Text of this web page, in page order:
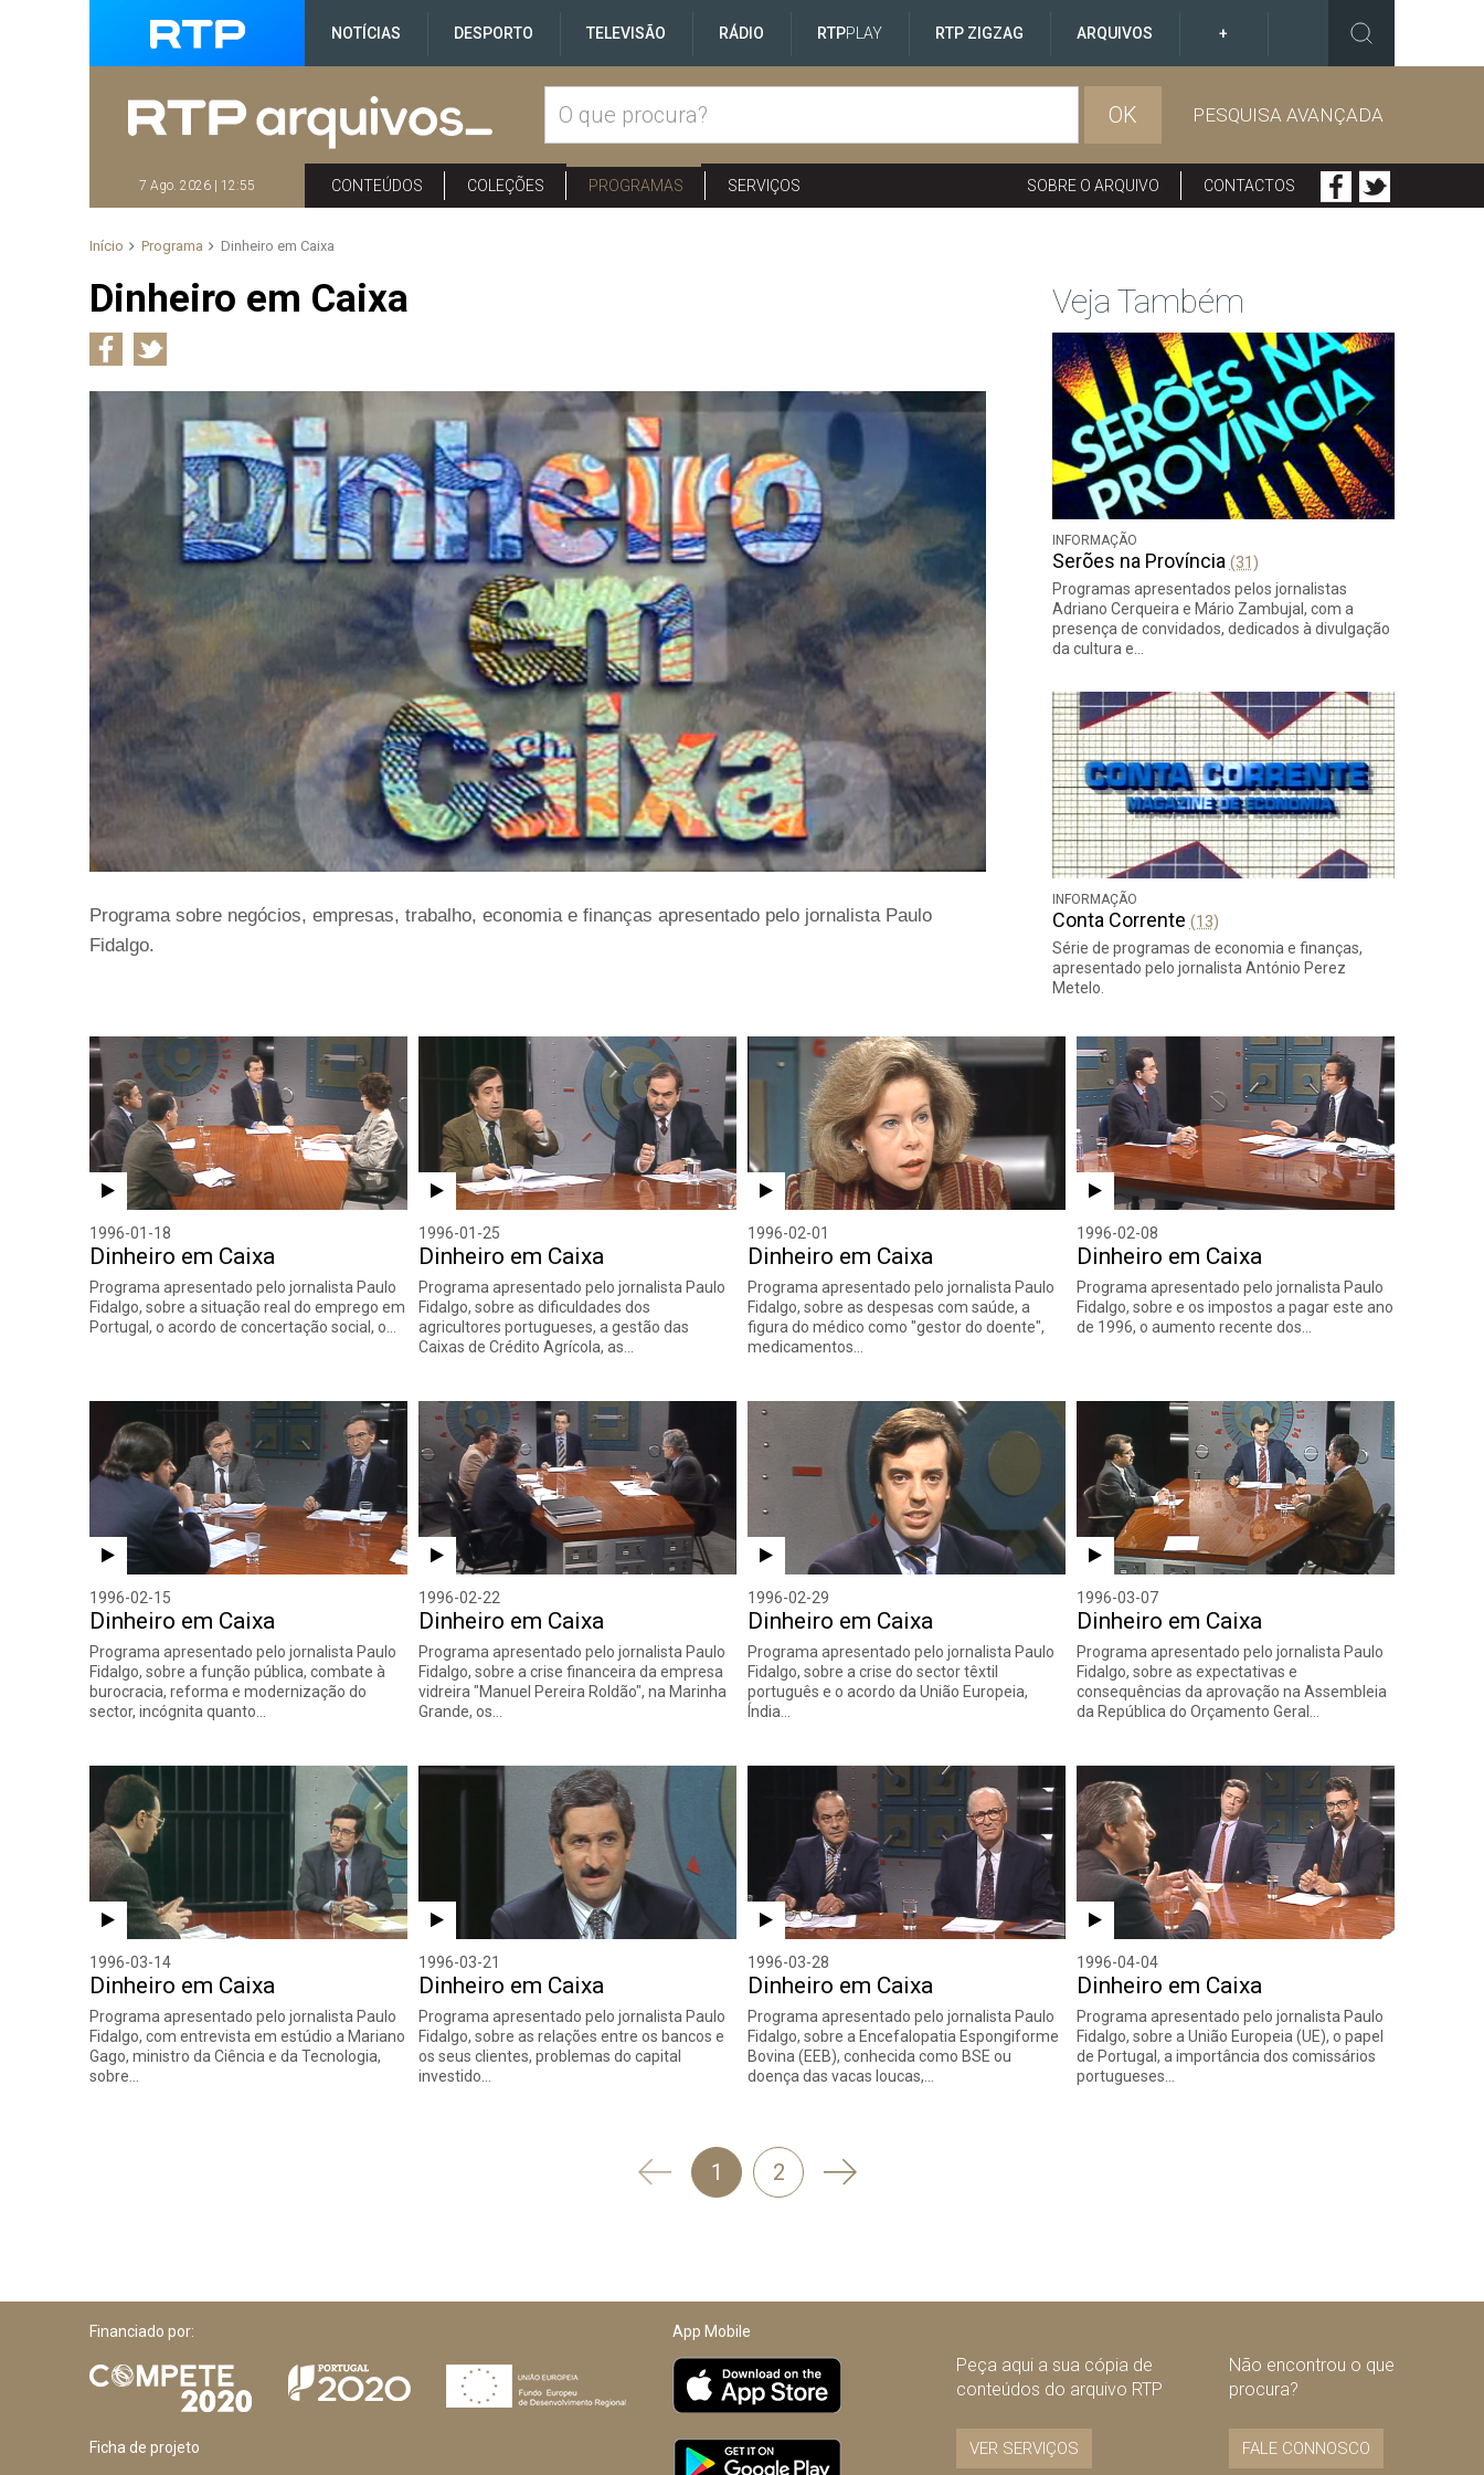
NOTÍCIAS DESPORTO TELEVISÃO RÁDIO RTPPLAY RTP ZIGZAG ARQUIVOS +
OK PESQUISA AVANÇADA
7 Ago. 2026 | 12:55 CONTEÚDOS COLEÇÕES PROGRAMAS SERVIÇOS SOBRE O ARQUIVO CONTACTOS
Início Programa Dinheiro em Caixa
Dinheiro em Caixa
Programa sobre negócios, empresas, trabalho, economia e finanças apresentado pelo jornalista Paulo
Fidalgo.
1996-01-18
Dinheiro em Caixa
Programa apresentado pelo jornalista Paulo
Fidalgo, sobre a situação real do emprego em
Portugal, o acordo de concertação social, o…
1996-01-25
Dinheiro em Caixa
Programa apresentado pelo jornalista Paulo
Fidalgo, sobre as dificuldades dos
agricultores portugueses, a gestão das
Caixas de Crédito Agrícola, as…
1996-02-01
Dinheiro em Caixa
Programa apresentado pelo jornalista Paulo
Fidalgo, sobre as despesas com saúde, a
figura do médico como "gestor do doente",
medicamentos…
1996-02-08
Dinheiro em Caixa
Programa apresentado pelo jornalista Paulo
Fidalgo, sobre e os impostos a pagar este ano
de 1996, o aumento recente dos…
1996-02-15
Dinheiro em Caixa
Programa apresentado pelo jornalista Paulo
Fidalgo, sobre a função pública, combate à
burocracia, reforma e modernização do
sector, incógnita quanto…
1996-02-22
Dinheiro em Caixa
Programa apresentado pelo jornalista Paulo
Fidalgo, sobre a crise financeira da empresa
vidreira "Manuel Pereira Roldão", na Marinha
Grande, os…
1996-02-29
Dinheiro em Caixa
Programa apresentado pelo jornalista Paulo
Fidalgo, sobre a crise do sector têxtil
português e o acordo da União Europeia,
Índia…
1996-03-07
Dinheiro em Caixa
Programa apresentado pelo jornalista Paulo
Fidalgo, sobre as expectativas e
consequências da aprovação na Assembleia
da República do Orçamento Geral…
1996-03-14
Dinheiro em Caixa
Programa apresentado pelo jornalista Paulo
Fidalgo, com entrevista em estúdio a Mariano
Gago, ministro da Ciência e da Tecnologia,
sobre…
1996-03-21
Dinheiro em Caixa
Programa apresentado pelo jornalista Paulo
Fidalgo, sobre as relações entre os bancos e
os seus clientes, problemas do capital
investido…
1996-03-28
Dinheiro em Caixa
Programa apresentado pelo jornalista Paulo
Fidalgo, sobre a Encefalopatia Espongiforme
Bovina (EEB), conhecida como BSE ou
doença das vacas loucas,…
1996-04-04
Dinheiro em Caixa
Programa apresentado pelo jornalista Paulo
Fidalgo, sobre a União Europeia (UE), o papel
de Portugal, a importância dos comissários
portugueses…
'
1 2 Seguinte
Veja Também
INFORMAÇÃO
Serões na Província (31)
Programas apresentados pelos jornalistas
Adriano Cerqueira e Mário Zambujal, com a
presença de convidados, dedicados à divulgação
da cultura e…
INFORMAÇÃO
Conta Corrente (13)
Série de programas de economia e finanças,
apresentado pelo jornalista António Perez
Metelo.
Financiado por:
Ficha de projeto
App Mobile
Peça aqui a sua cópia de
conteúdos do arquivo RTP
VER SERVIÇOS
Não encontrou o que
procura?
FALE CONNOSCO